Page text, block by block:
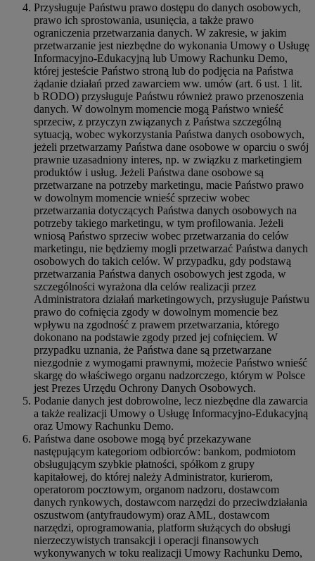
Przysługuje Państwu prawo dostępu do danych osobowych,
prawo ich sprostowania, usunięcia, a także prawo
ograniczenia przetwarzania danych. W zakresie, w jakim
przetwarzanie jest niezbędne do wykonania Umowy o Usługę
Informacyjno-Edukacyjną lub Umowy Rachunku Demo,
której jesteście Państwo stroną lub do podjęcia na Państwa
żądanie działań przed zawarciem ww. umów (art. 6 ust. 1 lit.
b RODO) przysługuje Państwu również prawo przenoszenia
danych. W dowolnym momencie mogą Państwo wnieść
sprzeciw, z przyczyn związanych z Państwa szczególną
sytuacją, wobec wykorzystania Państwa danych osobowych,
jeżeli przetwarzamy Państwa dane osobowe w oparciu o swój
prawnie uzasadniony interes, np. w związku z marketingiem
produktów i usług. Jeżeli Państwa dane osobowe są
przetwarzane na potrzeby marketingu, macie Państwo prawo
w dowolnym momencie wnieść sprzeciw wobec
przetwarzania dotyczących Państwa danych osobowych na
potrzeby takiego marketingu, w tym profilowania. Jeżeli
wniosą Państwo sprzeciw wobec przetwarzania do celów
marketingu, nie będziemy mogli przetwarzać Państwa danych
osobowych do takich celów. W przypadku, gdy podstawą
przetwarzania Państwa danych osobowych jest zgoda, w
szczególności wyrażona dla celów realizacji przez
Administratora działań marketingowych, przysługuje Państwu
prawo do cofnięcia zgody w dowolnym momencie bez
wpływu na zgodność z prawem przetwarzania, którego
dokonano na podstawie zgody przed jej cofnięciem. W
przypadku uznania, że Państwa dane są przetwarzane
niezgodnie z wymogami prawnymi, możecie Państwo wnieść
skargę do właściwego organu nadzorczego, którym w Polsce
jest Prezes Urzędu Ochrony Danych Osobowych.
Podanie danych jest dobrowolne, lecz niezbędne dla zawarcia
a także realizacji Umowy o Usługę Informacyjno-Edukacyjną
oraz Umowy Rachunku Demo.
Państwa dane osobowe mogą być przekazywane
następującym kategoriom odbiorców: bankom, podmiotom
obsługującym szybkie płatności, spółkom z grupy
kapitałowej, do której należy Administrator, kurierom,
operatorom pocztowym, organom nadzoru, dostawcom
danych rynkowych, dostawcom narzędzi do przeciwdziałania
oszustwom (antyfraudowym) oraz AML, dostawcom
narzędzi, oprogramowania, platform służących do obsługi
nierzeczywistych transakcji i operacji finansowych
wykonywanych w toku realizacji Umowy Rachunku Demo,